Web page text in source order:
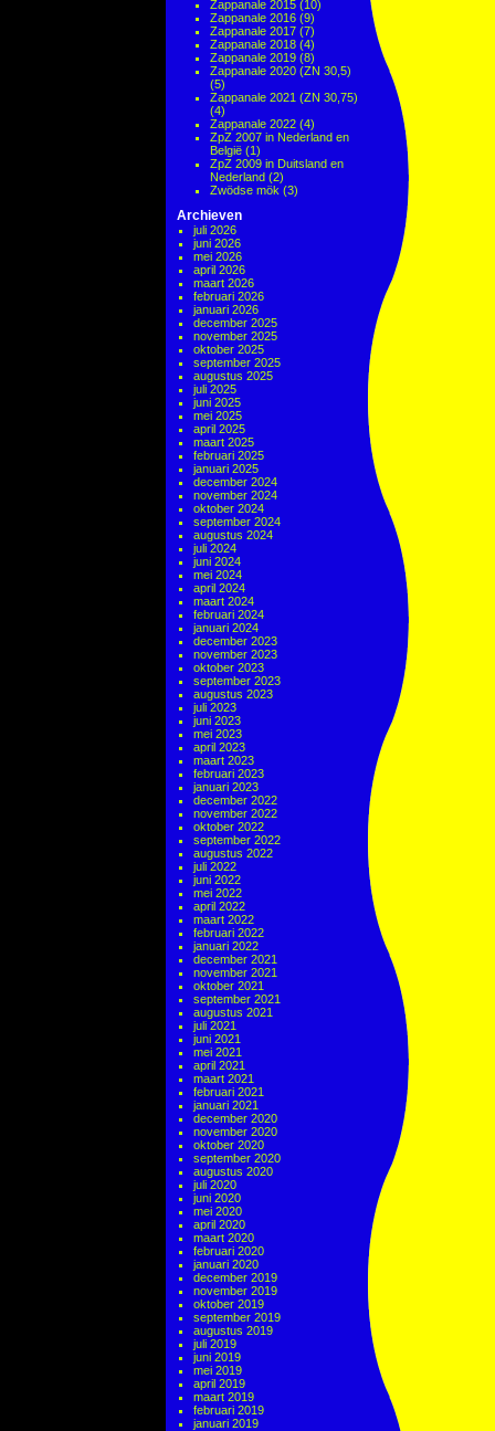
Zappanale 2015 (10)
Zappanale 2016 (9)
Zappanale 2017 (7)
Zappanale 2018 (4)
Zappanale 2019 (8)
Zappanale 2020 (ZN 30,5)
(5)
Zappanale 2021 (ZN 30,75)
(4)
Zappanale 2022 (4)
ZpZ 2007 in Nederland en
België (1)
ZpZ 2009 in Duitsland en
Nederland (2)
Zwödse mök (3)
Archieven
juli 2026
juni 2026
mei 2026
april 2026
maart 2026
februari 2026
januari 2026
december 2025
november 2025
oktober 2025
september 2025
augustus 2025
juli 2025
juni 2025
mei 2025
april 2025
maart 2025
februari 2025
januari 2025
december 2024
november 2024
oktober 2024
september 2024
augustus 2024
juli 2024
juni 2024
mei 2024
april 2024
maart 2024
februari 2024
januari 2024
december 2023
november 2023
oktober 2023
september 2023
augustus 2023
juli 2023
juni 2023
mei 2023
april 2023
maart 2023
februari 2023
januari 2023
december 2022
november 2022
oktober 2022
september 2022
augustus 2022
juli 2022
juni 2022
mei 2022
april 2022
maart 2022
februari 2022
januari 2022
december 2021
november 2021
oktober 2021
september 2021
augustus 2021
juli 2021
juni 2021
mei 2021
april 2021
maart 2021
februari 2021
januari 2021
december 2020
november 2020
oktober 2020
september 2020
augustus 2020
juli 2020
juni 2020
mei 2020
april 2020
maart 2020
februari 2020
januari 2020
december 2019
november 2019
oktober 2019
september 2019
augustus 2019
juli 2019
juni 2019
mei 2019
april 2019
maart 2019
februari 2019
januari 2019